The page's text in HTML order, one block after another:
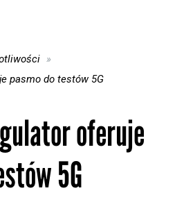
pasmo do testów 5G
oferuje
5G